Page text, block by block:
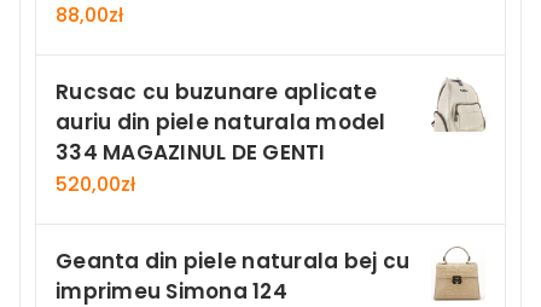
88,00zł
Rucsac cu buzunare aplicate
auriu din piele naturala model
334 MAGAZINUL DE GENTI
520,00zł
Geanta din piele naturala bej cu
imprimeu Simona 124